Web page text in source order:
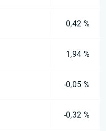
0,42 %
1,94 %
-0,05 %
-0,32 %